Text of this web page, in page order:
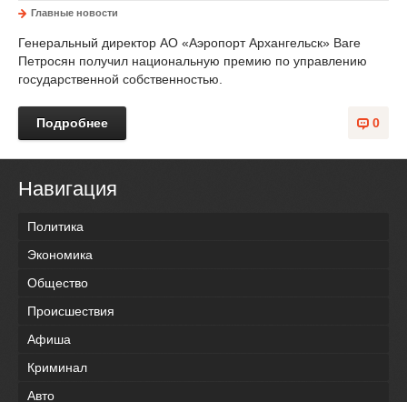
Главные новости
Генеральный директор АО «Аэропорт Архангельск» Ваге
Петросян получил национальную премию по управлению
государственной собственностью.
0
Подробнее
Навигация
Политика
Экономика
Общество
Происшествия
Афиша
Криминал
Авто